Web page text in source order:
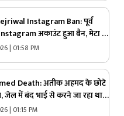
Instagram Ban: पूर्व
अकाउंट हुआ बैन, मेटा से
मोदी सरकार पर लगाया ये आरोप
| 01:58 PM
Death: अतीक अहमद के छोटे
जेल में बंद भाई से करने जा रहा था
हो गया ये कांड
| 01:15 PM